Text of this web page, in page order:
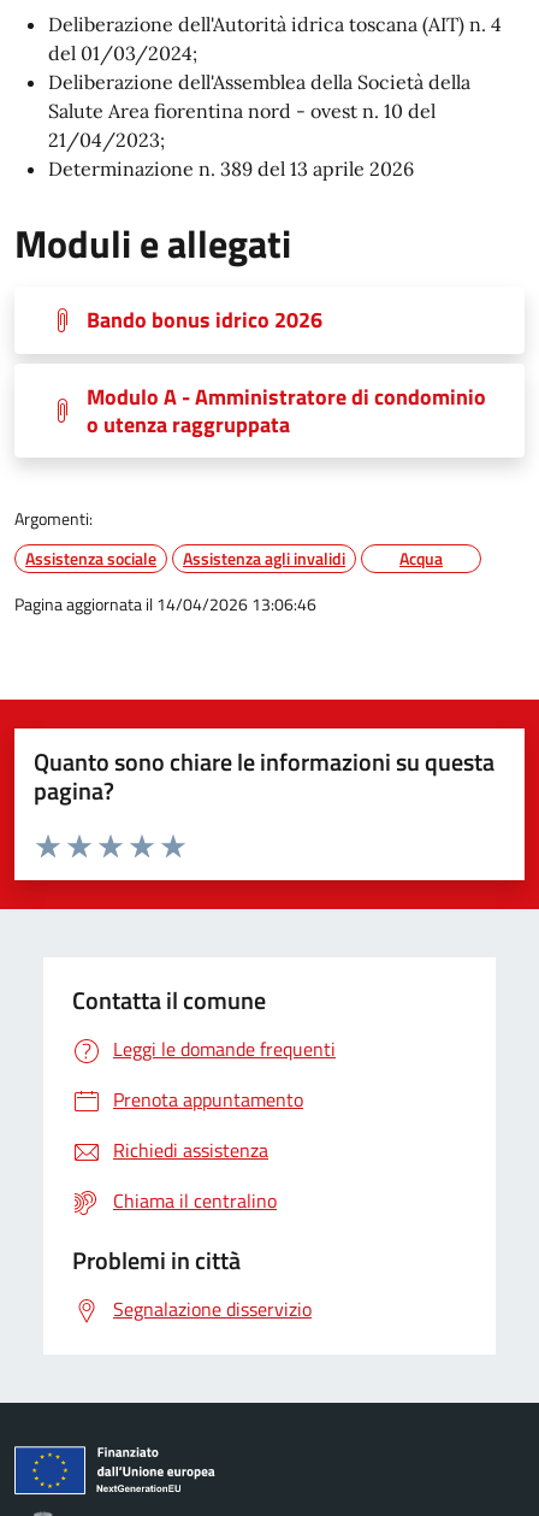
Deliberazione dell'Autorità idrica toscana (AIT) n. 4
del 01/03/2024;
Deliberazione dell'Assemblea della Società della
Salute Area fiorentina nord - ovest n. 10 del
21/04/2023;
Determinazione n. 389 del 13 aprile 2026
Moduli e allegati
Bando bonus idrico 2026
Modulo A - Amministratore di condominio
o utenza raggruppata
Argomenti:
Assistenza sociale
Assistenza agli invalidi
Acqua
Pagina aggiornata il 14/04/2026 13:06:46
Quanto sono chiare le informazioni su questa
pagina?
Valuta da 1 a 5 stelle la pagina
Valuta 5 stelle su 5
Valuta 4 stelle su 5
Valuta 3 stelle su 5
Valuta 2 stelle su 5
Valuta 1 stelle su 5
Contatta il comune
Leggi le domande frequenti
Prenota appuntamento
Richiedi assistenza
Chiama il centralino
Problemi in città
Segnalazione disservizio